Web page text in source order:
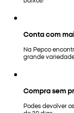
Conta com
Na Pepco
grande
Compra sem
Podes devolver